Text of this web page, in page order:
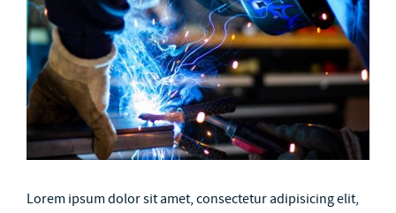
Lorem ipsum dolor sit amet, consectetur adipisicing elit,